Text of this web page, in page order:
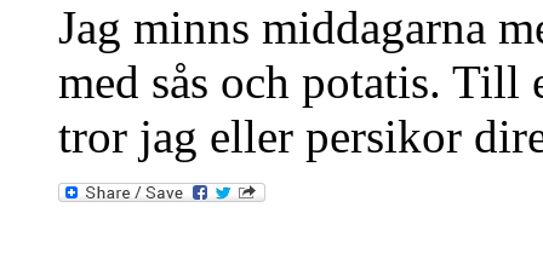
Jag minns middagarna
med sås och potatis. Till
tror jag eller persikor